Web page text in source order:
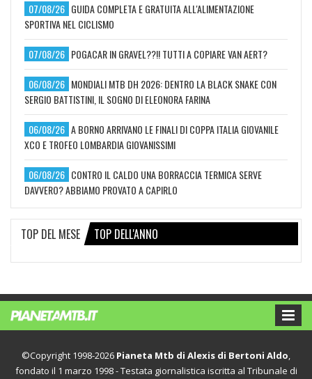
07/08/26 GUIDA COMPLETA E GRATUITA ALL'ALIMENTAZIONE
SPORTIVA NEL CICLISMO
07/08/26 POGACAR IN GRAVEL??!! TUTTI A COPIARE VAN AERT?
06/08/26 MONDIALI MTB DH 2026: DENTRO LA BLACK SNAKE CON
SERGIO BATTISTINI, IL SOGNO DI ELEONORA FARINA
06/08/26 A BORNO ARRIVANO LE FINALI DI COPPA ITALIA GIOVANILE
XCO E TROFEO LOMBARDIA GIOVANISSIMI
06/08/26 CONTRO IL CALDO UNA BORRACCIA TERMICA SERVE
DAVVERO? ABBIAMO PROVATO A CAPIRLO
TOP DEL MESE TOP DELL'ANNO
©Copyright 1998-2026 Pianeta Mtb di Alexis di Bertoni Aldo
fondato il 1 marzo 1998 - Testata giornalistica iscritta al Tribunale di